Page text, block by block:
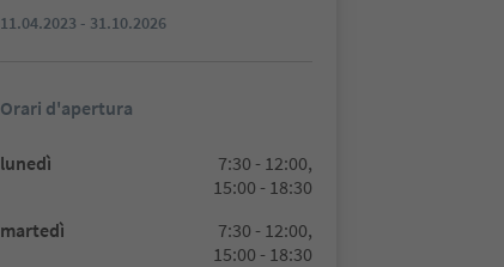
11.04.2023 - 31.10.2026
Orari d'apertura
lunedì
7:30 - 12:00,
15:00 - 18:30
martedì
7:30 - 12:00,
15:00 - 18:30